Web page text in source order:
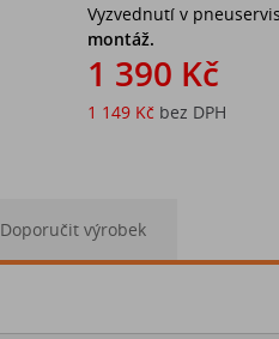
Vyzvednutí v
montáž.
1 390 Kč
1 149 Kč bez DPH
Doporučit výrobek